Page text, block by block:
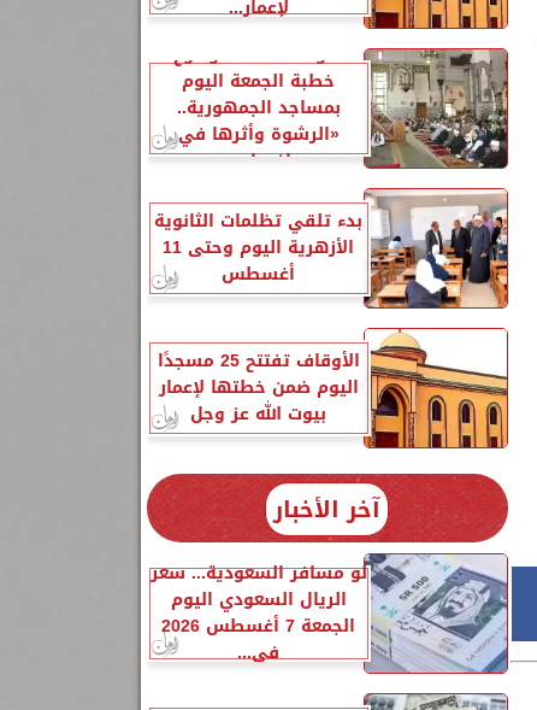
لإعمار...
الأوقاف تحدد موضوع
خطبة الجمعة اليوم
بمساجد الجمهورية..
«الرشوة وأثرها في
إفساد...
بدء تلقي تظلمات الثانوية
الأزهرية اليوم وحتى 11
أغسطس
الأوقاف تفتتح 25 مسجدًا
اليوم ضمن خطتها لإعمار
بيوت الله عز وجل
آخر الأخبار
لو مسافر السعودية... سعر
الريال السعودي اليوم
الجمعة 7 أغسطس 2026
في...